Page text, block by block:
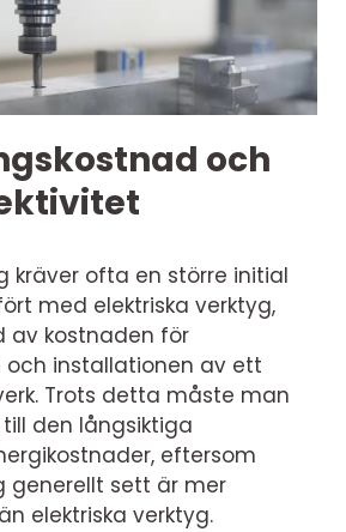
och
kräver ofta en större initial
med elektriska verktyg,
av kostnaden för
och installationen av ett
Trots detta måste man
den långsiktiga
eftersom
generellt sett är mer
elektriska verktyg.